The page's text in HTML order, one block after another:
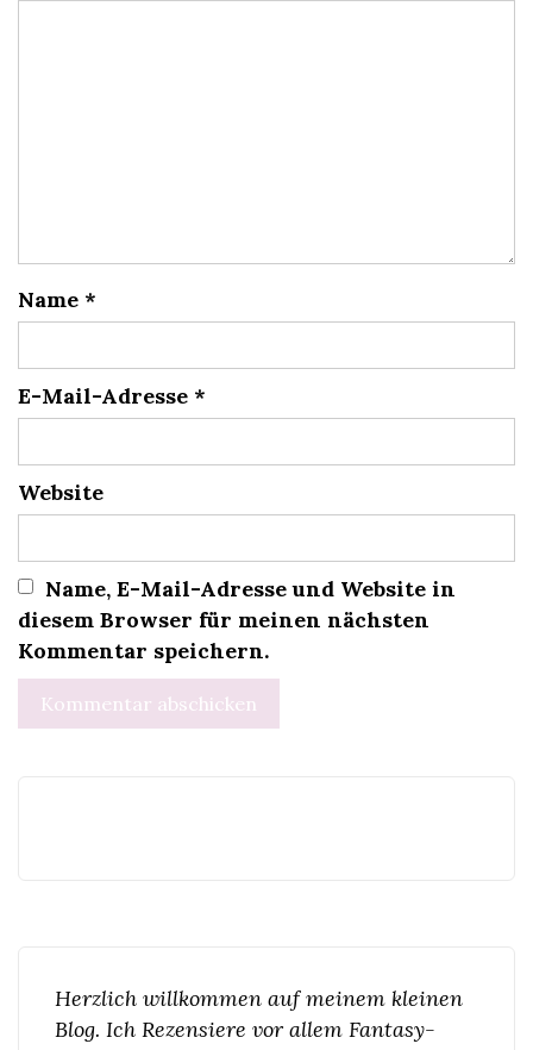
Name *
E-Mail-Adresse *
Website
Name, E-Mail-Adresse und Website in
diesem Browser für meinen nächsten
Kommentar speichern.
Herzlich willkommen auf meinem kleinen
Blog. Ich Rezensiere vor allem Fantasy-